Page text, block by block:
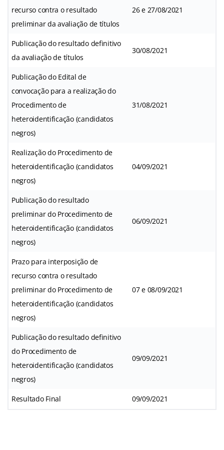
recurso contra o resultado
preliminar da avaliação de títulos
26 e 27/08/2021
Publicação do resultado definitivo
da avaliação de títulos
30/08/2021
Publicação do Edital de
convocação para a realização do
Procedimento de
heteroidentificação (candidatos
negros)
31/08/2021
Realização do Procedimento de
heteroidentificação (candidatos
negros)
04/09/2021
Publicação do resultado
preliminar do Procedimento de
heteroidentificação (candidatos
negros)
06/09/2021
Prazo para interposição de
recurso contra o resultado
preliminar do Procedimento de
heteroidentificação (candidatos
negros)
07 e 08/09/2021
Publicação do resultado definitivo
do Procedimento de
heteroidentificação (candidatos
negros)
09/09/2021
Resultado Final 09/09/2021